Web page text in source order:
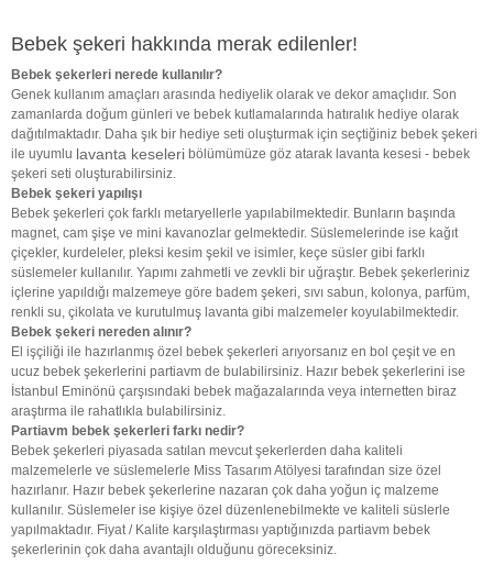
Bebek şekeri hakkında merak edilenler!
Bebek şekerleri nerede kullanılır?
Genek kullanım amaçları arasında hediyelik olarak ve dekor amaçlıdır. Son
zamanlarda doğum günleri ve bebek kutlamalarında hatıralık hediye olarak
dağıtılmaktadır. Daha şık bir hediye seti oluşturmak için seçtiğiniz bebek şekeri
ile uyumlu lavanta keseleri bölümümüze göz atarak lavanta kesesi - bebek
şekeri seti oluşturabilirsiniz.
Bebek şekeri yapılışı
Bebek şekerleri çok farklı metaryellerle yapılabilmektedir. Bunların başında
magnet, cam şişe ve mini kavanozlar gelmektedir. Süslemelerinde ise kağıt
çiçekler, kurdeleler, pleksi kesim şekil ve isimler, keçe süsler gibi farklı
süslemeler kullanılır. Yapımı zahmetli ve zevkli bir uğraştır. Bebek şekerleriniz
içlerine yapıldığı malzemeye göre badem şekeri, sıvı sabun, kolonya, parfüm,
renkli su, çikolata ve kurutulmuş lavanta gibi malzemeler koyulabilmektedir.
Bebek şekeri nereden alınır?
El işçiliği ile hazırlanmış özel bebek şekerleri arıyorsanız en bol çeşit ve en
ucuz bebek şekerlerini partiavm de bulabilirsiniz. Hazır bebek şekerlerini ise
İstanbul Eminönü çarşısındaki bebek mağazalarında veya internetten biraz
araştırma ile rahatlıkla bulabilirsiniz.
Partiavm bebek şekerleri farkı nedir?
Bebek şekerleri piyasada satılan mevcut şekerlerden daha kaliteli
malzemelerle ve süslemelerle Miss Tasarım Atölyesi tarafından size özel
hazırlanır. Hazır bebek şekerlerine nazaran çok daha yoğun iç malzeme
kullanılır. Süslemeler ise kişiye özel düzenlenebilmekte ve kaliteli süslerle
yapılmaktadır. Fiyat / Kalite karşılaştırması yaptığınızda partiavm bebek
şekerlerinin çok daha avantajlı olduğunu göreceksiniz.